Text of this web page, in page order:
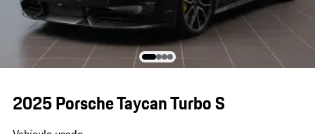
2025 Porsche Taycan Turbo S